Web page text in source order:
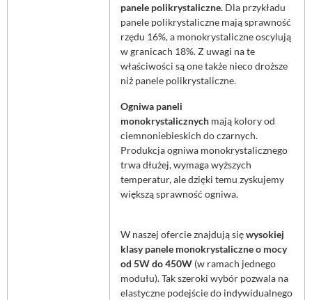
panele polikrystaliczne. Dla przykładu
panele polikrystaliczne mają sprawność
rzędu 16%, a monokrystaliczne oscylują
w granicach 18%. Z uwagi na te
właściwości są one także nieco droższe
niż panele polikrystaliczne.
Ogniwa paneli
monokrystalicznych mają kolory od
ciemnoniebieskich do czarnych.
Produkcja ogniwa monokrystalicznego
trwa dłużej, wymaga wyższych
temperatur, ale dzięki temu zyskujemy
większą sprawność ogniwa.
W naszej ofercie znajdują sięwysokiej
klasy panele monokrystaliczne o mocy
od 5W do 450W (w ramach jednego
modułu). Tak szeroki wybór pozwala na
elastyczne podejście do indywidualnego